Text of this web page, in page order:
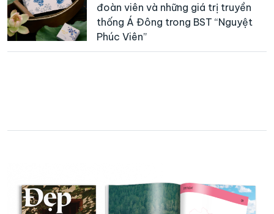
đoàn viên và những giá trị truyền
thống Á Đông trong BST “Nguyệt
Phúc Viên”